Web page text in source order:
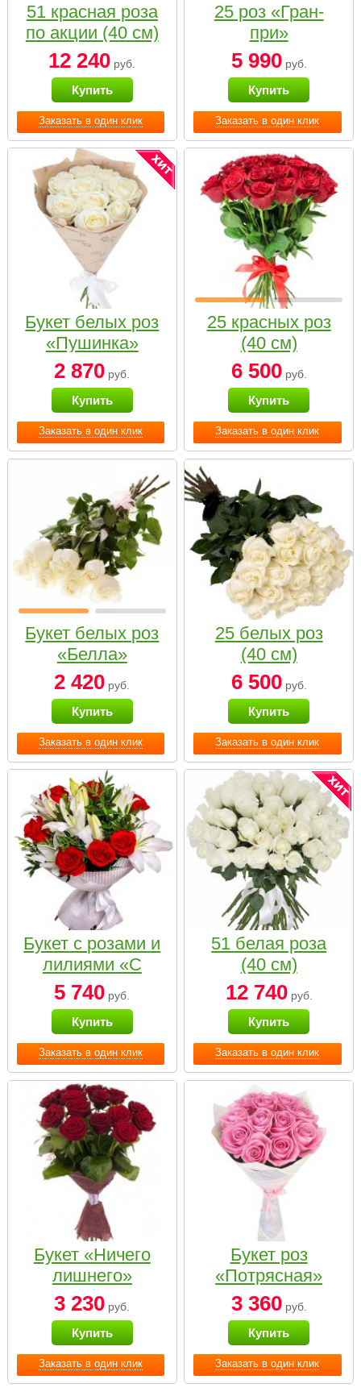
Заказать в один клик
51 красная роза
по акции (40 см)
12 240 руб.
Купить
Заказать в один клик
25 роз «Гран-
при»
5 990руб.
Купить
Заказать в один клик
Букет белых роз
«Пушинка»
2 870 руб.
Купить
Заказать в один клик
25 красных роз
(40 см)
6 500руб.
Купить
Заказать в один клик
Букет белых роз
«Белла»
2 420 руб.
Купить
Заказать в один клик
25 белых роз
(40 см)
6 500руб.
Купить
Заказать в один клик
Букет с розами и
лилиями «С
наилучшими
пожеланиями»
5 740 руб.
Купить
Заказать в один клик
51 белая роза
(40 см)
12 740руб.
Купить
Заказать в один клик
Букет «Ничего
лишнего»
3 230 руб.
Купить
Заказать в один клик
Букет роз
«Потрясная»
3 360руб.
Купить